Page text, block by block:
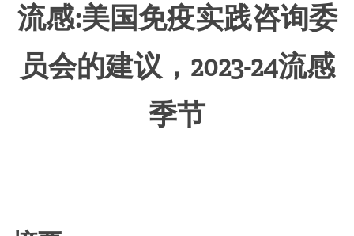
流感:美国免疫实践咨询委
员会的建议，2023-24流感
季节